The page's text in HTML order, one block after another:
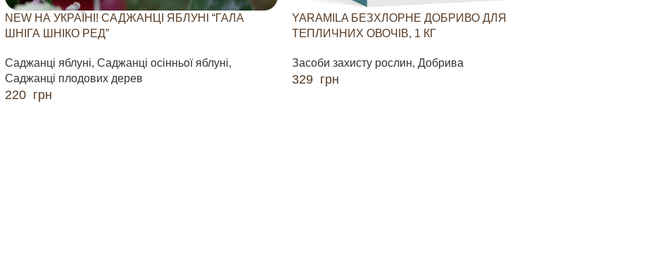
NEW НА УКРАЇНІ! САДЖАНЦІ ЯБЛУНІ “ГАЛА
ШНІГА ШНІКО РЕД”
Саджанці яблуні, Саджанці осінньої яблуні,
Саджанці плодових дерев
220 грн
YARAMILA БЕЗХЛОРНЕ ДОБРИВО ДЛЯ
ТЕПЛИЧНИХ ОВОЧІВ, 1 КГ
Засоби захисту рослин, Добрива
329 грн